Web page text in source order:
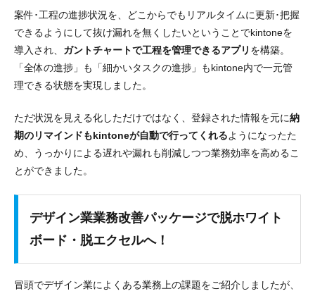
案件･工程の進捗状況を、どこからでもリアルタイムに更新･把握
できるようにして抜け漏れを無くしたいということでkintoneを
導入され、 ガントチャートで工程を管理できるアプリ を構築。
「全体の進捗」も「細かいタスクの進捗」もkintone内で一元管
理できる状態を実現しました。
ただ状況を見える化しただけではなく、登録された情報を元に納
期のリマインドもkintoneが自動で行ってくれるようになったた
め、うっかりによる遅れや漏れも削減しつつ業務効率を高めるこ
とができました。
デザイン業業務改善パッケージで脱ホワイト
ボード・脱エクセルへ！
冒頭でデザイン業によくある業務上の課題をご紹介しましたが、